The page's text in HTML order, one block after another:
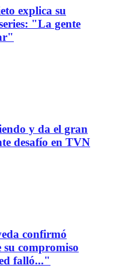
explica su
"La gente
y da el gran
desafío en TVN
confirmó
compromiso
falló..."